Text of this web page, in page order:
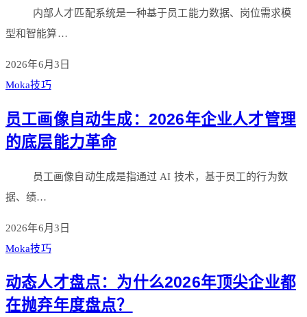
内部人才匹配系统是一种基于员工能力数据、岗位需求模
型和智能算…
2026年6月3日
Moka技巧
员工画像自动生成：2026年企业人才管理
的底层能力革命
员工画像自动生成是指通过 AI 技术，基于员工的行为数
据、绩…
2026年6月3日
Moka技巧
动态人才盘点：为什么2026年顶尖企业都
在抛弃年度盘点？